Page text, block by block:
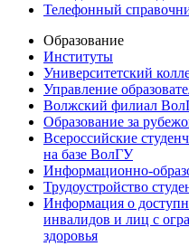
Телефонный
Образование
Институты
Университетский
Управление
Волжский филиал
Образование за
Всероссийские
на базе ВолГУ
Информационно-
Трудоустройство
Информация о
инвалидов и лиц с
здоровья